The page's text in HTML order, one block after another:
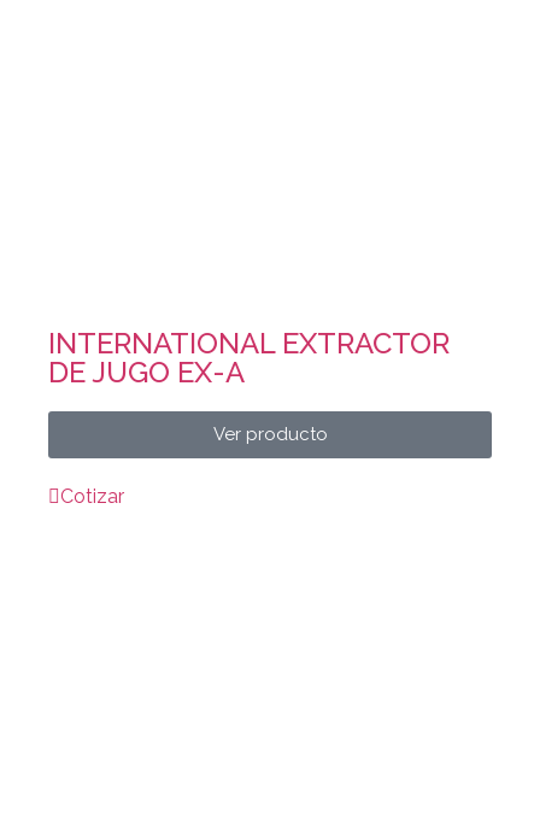
INTERNATIONAL EXTRACTOR
DE JUGO EX-A
Ver producto
Cotizar